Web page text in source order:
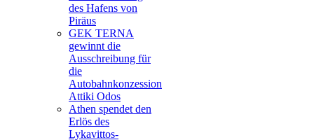
des Hafens von
Piräus
GEK TERNA
gewinnt die
Ausschreibung für
die
Autobahnkonzession
Attiki Odos
Athen spendet den
Erlös des
Lykavittos-